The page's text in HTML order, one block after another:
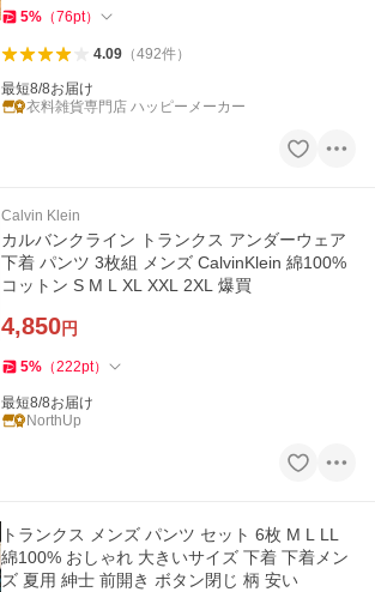
5% （76pt）
4.09（492件）
最短8/8お届け
衣料雑貨専門店 ハッピーメーカー
Calvin Klein
カルバンクライン トランクス アンダーウェア
下着 パンツ 3枚組 メンズ CalvinKlein 綿100%
コットン S M L XL XXL 2XL 爆買
4,850円
5% （222pt）
最短8/8お届け
NorthUp
トランクス メンズ パンツ セット 6枚 M L LL
綿100% おしゃれ 大きいサイズ 下着 下着メン
ズ 夏用 紳士 前開き ボタン閉じ 柄 安い